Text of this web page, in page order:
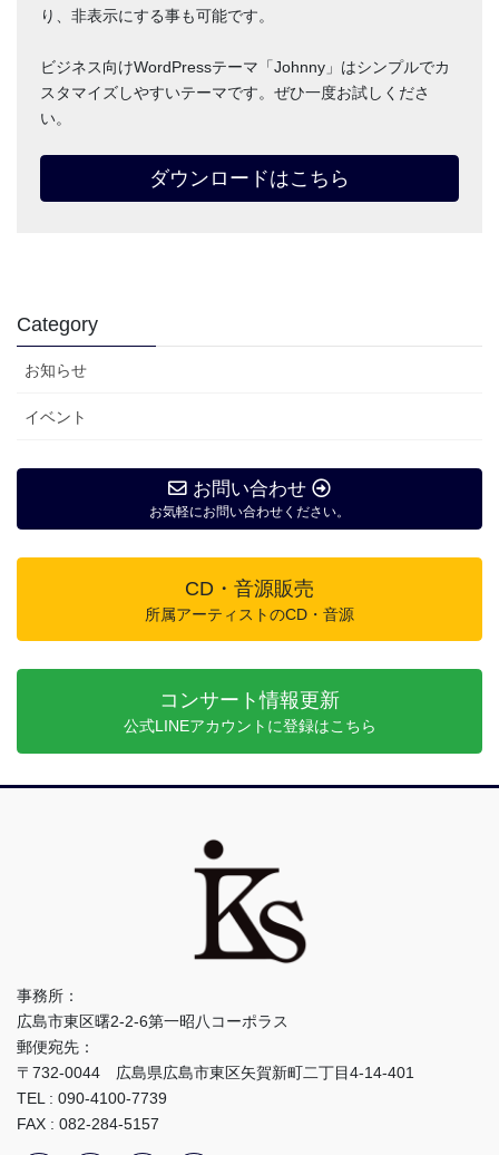
り、非表示にする事も可能です。
ビジネス向けWordPressテーマ「Johnny」はシンプルでカ
スタマイズしやすいテーマです。ぜひ一度お試しくださ
い。
ダウンロードはこちら
Category
お知らせ
イベント
お問い合わせ
お気軽にお問い合わせください。
CD・音源販売
所属アーティストのCD・音源
コンサート情報更新
公式LINEアカウントに登録はこちら
事務所：
広島市東区曙2-2-6第一昭八コーポラス
郵便宛先：
〒732-0044 広島県広島市東区矢賀新町二丁目4-14-401
TEL : 090-4100-7739
FAX : 082-284-5157